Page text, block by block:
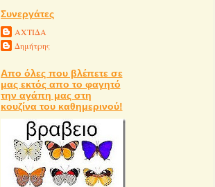
Συνεργάτες
ΑΧΤΙΔΑ
Δημήτρης
Απο όλες που βλέπετε σε
μας εκτός απο το φαγητό
την αγάπη μας στη
κουζίνα του καθημερινού!